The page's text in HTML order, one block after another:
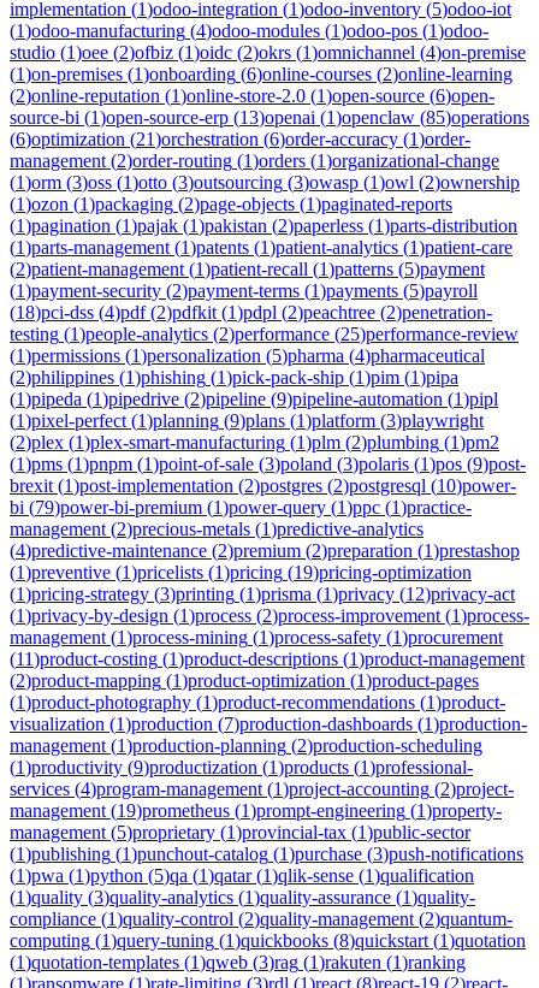
implementation (1)odoo-integration (1)odoo-inventory (5)odoo-iot
(1)odoo-manufacturing (4)odoo-modules (1)odoo-pos (1)odoo-
studio (1)oee (2)ofbiz (1)oidc (2)okrs (1)omnichannel (4)on-premise
(1)on-premises (1)onboarding (6)online-courses (2)online-learning
(2)online-reputation (1)online-store-2.0 (1)open-source (6)open-
source-bi (1)open-source-erp (13)openai (1)openclaw (85)operations
(6)optimization (21)orchestration (6)order-accuracy (1)order-
management (2)order-routing (1)orders (1)organizational-change
(1)orm (3)oss (1)otto (3)outsourcing (3)owasp (1)owl (2)ownership
(1)ozon (1)packaging (2)page-objects (1)paginated-reports
(1)pagination (1)pajak (1)pakistan (2)paperless (1)parts-distribution
(1)parts-management (1)patents (1)patient-analytics (1)patient-care
(2)patient-management (1)patient-recall (1)patterns (5)payment
(1)payment-security (2)payment-terms (1)payments (5)payroll
(18)pci-dss (4)pdf(2)pdfkit (1)pdpl (2)peachtree (2)penetration-
testing (1)people-analytics (2)performance (25)performance-review
(1)permissions (1)personalization (5)pharma (4)pharmaceutical
(2)philippines (1)phishing (1)pick-pack-ship (1)pim (1)pipa
(1)pipeda (1)pipedrive (2)pipeline (9)pipeline-automation (1)pipl
(1)pixel-perfect (1)planning (9)plans (1)platform (3)playwright
(2)plex (1)plex-smart-manufacturing (1)plm (2)plumbing (1)pm2
(1)pms (1)pnpm (1)point-of-sale (3)poland (3)polaris (1)pos (9)post-
brexit (1)post-implementation (2)postgres (2)postgresql (10)power-
bi (79)power-bi-premium (1)power-query (1)ppc (1)practice-
management (2)precious-metals (1)predictive-analytics
(4)predictive-maintenance (2)premium (2)preparation (1)prestashop
(1)preventive (1)pricelists (1)pricing (19)pricing-optimization
(1)pricing-strategy (3)printing (1)prisma (1)privacy (12)privacy-act
(1)privacy-by-design (1)process (2)process-improvement (1)process-
management (1)process-mining (1)process-safety (1)procurement
(11)product-costing (1)product-descriptions (1)product-management
(2)product-mapping (1)product-optimization (1)product-pages
(1)product-photography (1)product-recommendations (1)product-
visualization (1)production (7)production-dashboards (1)production-
management (1)production-planning (2)production-scheduling
(1)productivity (9)productization (1)products (1)professional-
services (4)program-management (1)project-accounting (2)project-
management (19)prometheus (1)prompt-engineering (1)property-
management (5)proprietary (1)provincial-tax (1)public-sector
(1)publishing (1)punchout-catalog (1)purchase (3)push-notifications
(1)pwa (1)python (5)qa (1)qatar(1)qlik-sense (1)qualification
(1)quality (3)quality-analytics (1)quality-assurance (1)quality-
compliance (1)quality-control (2)quality-management (2)quantum-
computing (1)query-tuning (1)quickbooks (8)quickstart (1)quotation
(1)quotation-templates (1)qweb (3)rag (1)rakuten (1)ranking
(1)ransomware (1)rate-limiting (3)rdl (1)react (8)react-19 (2)react-